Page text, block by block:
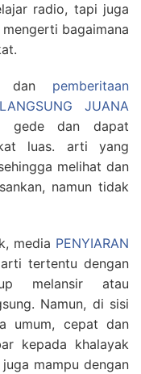
radio, tapi juga
bagaimana
dan pemberitaan
JUANA
gede dan dapat
luas. arti yang
melihat dan
namun tidak
media PENYIARAN
tertentu dengan
melansir atau
Namun, di sisi
umum, cepat dan
kepada khalayak
mampu dengan